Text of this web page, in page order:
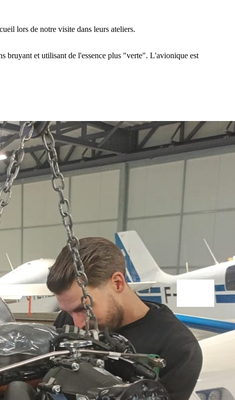
lors de notre visite dans leurs ateliers.
bruyant et utilisant de l'essence plus "verte". L'avionique est